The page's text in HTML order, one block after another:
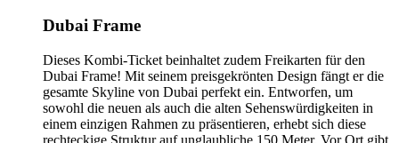
Dubai Frame
Dieses Kombi-Ticket beinhaltet zudem Freikarten für den
Dubai Frame! Mit seinem preisgekrönten Design fängt er die
gesamte Skyline von Dubai perfekt ein. Entworfen, um
sowohl die neuen als auch die alten Sehenswürdigkeiten in
einem einzigen Rahmen zu präsentieren, erhebt sich diese